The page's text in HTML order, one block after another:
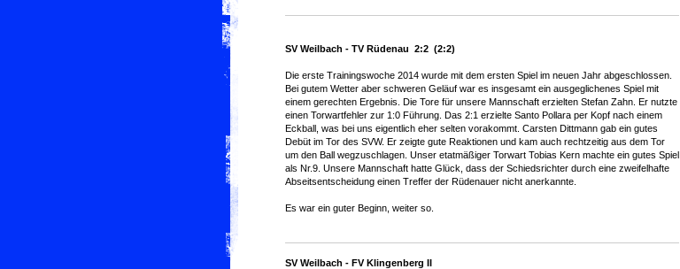
SV Weilbach - TV Rüdenau 2:2 (2:2)
Die erste Trainingswoche 2014 wurde mit dem ersten Spiel im neuen Jahr abgeschlossen.
Bei gutem Wetter aber schweren Geläuf war es insgesamt ein ausgeglichenes Spiel mit
einem gerechten Ergebnis. Die Tore für unsere Mannschaft erzielten Stefan Zahn. Er nutzte
einen Torwartfehler zur 1:0 Führung. Das 2:1 erzielte Santo Pollara per Kopf nach einem
Eckball, was bei uns eigentlich eher selten vorakommt. Carsten Dittmann gab ein gutes
Debüt im Tor des SVW. Er zeigte gute Reaktionen und kam auch rechtzeitig aus dem Tor
um den Ball wegzuschlagen. Unser etatmäßiger Torwart Tobias Kern machte ein gutes Spiel
als Nr.9. Unsere Mannschaft hatte Glück, dass der Schiedsrichter durch eine zweifelhafte
Abseitsentscheidung einen Treffer der Rüdenauer nicht anerkannte.
Es war ein guter Beginn, weiter so.
SV Weilbach - FV Klingenberg II